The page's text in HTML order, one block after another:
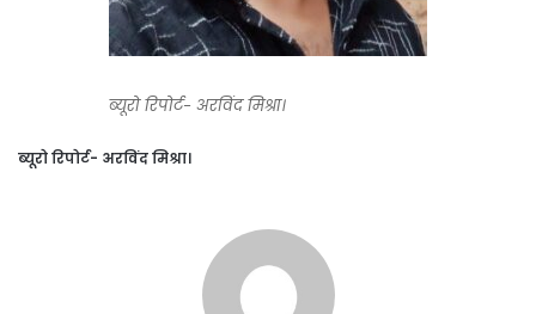
ब्यूरो रिपोर्ट- अरविंद मिश्रा।
ब्यूरो रिपोर्ट- अरविंद मिश्रा।